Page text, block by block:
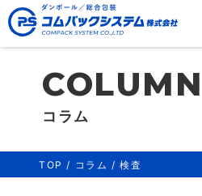
コラム
TOP / コラム /検査